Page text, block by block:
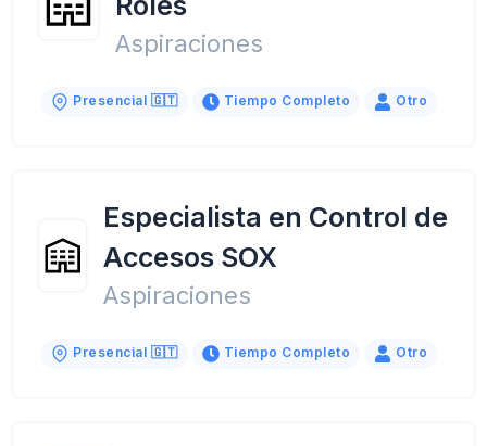
Aspiraciones
Presencial 🇬🇹 Tiempo Completo Otro
Especialista en Control de
Accesos SOX
Aspiraciones
Presencial 🇬🇹 Tiempo Completo Otro